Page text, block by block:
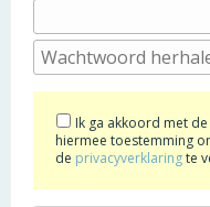
Ik ga akkoord met de
hiermee toestemming
de privacyverklaringte